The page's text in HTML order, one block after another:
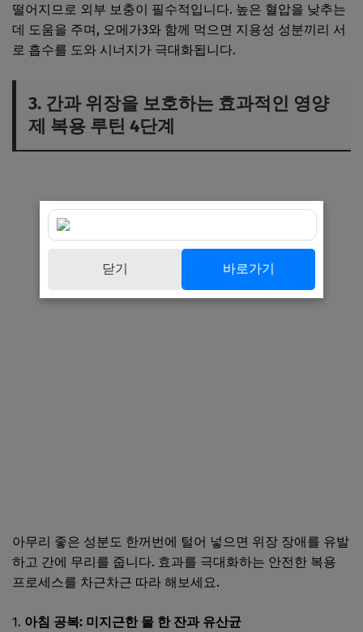
떨어지므로 외부 보충이 필수적입니다. 높은 혈압을 낮추는
데 도움을 주며, 오메가3와 함께 먹으면 지용성 성분끼리 서
로 흡수를 도와 시너지가 극대화됩니다.
3. 간과 위장을 보호하는 효과적인 영양
제 복용 루틴 4단계
아무리 좋은 성분도 한꺼번에 털어 넣으면 위장 장애를 유발
하고 간에 무리를 줍니다. 효과를 극대화하는 안전한 복용
프로세스를 차근차근 따라 해보세요.
아침 공복: 미지근한 물 한 잔과 유산균
닫기 바로가기